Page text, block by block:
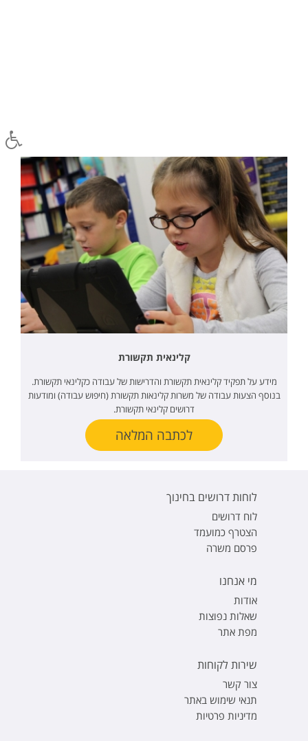
קלינאית תקשורת
מידע על תפקיד קלינאית תקשורת והדרישות של עבודה כקלינאי תקשורת.
בנוסף הצעות עבודה של משרות קלינאות תקשורת (חיפוש עבודה) ומודעות
דרושים קלינאי תקשורת.
לכתבה המלאה
לוחות דרושים בחינוך
לוח דרושים
הצטרף כמועמד
פרסם משרה
מי אנחנו
אודות
שאלות נפוצות
מפת אתר
שירות לקוחות
צור קשר
תנאי שימוש באתר
מדיניות פרטיות